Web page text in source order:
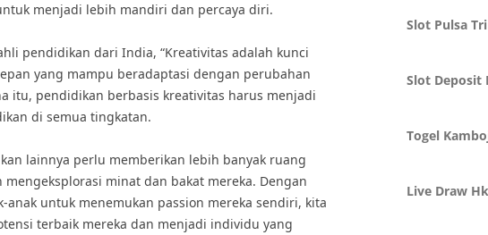
menjadi lebih mandiri dan percaya diri.
pendidikan dari India, “Kreativitas adalah kunci
yang mampu beradaptasi dengan perubahan
itu, pendidikan berbasis kreativitas harus menjadi
di semua tingkatan.
lainnya perlu memberikan lebih banyak ruang
minat dan bakat mereka. Dengan
anak untuk menemukan passion mereka sendiri, kita
terbaik mereka dan menjadi individu yang
Slot Pulsa Tri
Slot Deposit
Togel
Live Draw Hk